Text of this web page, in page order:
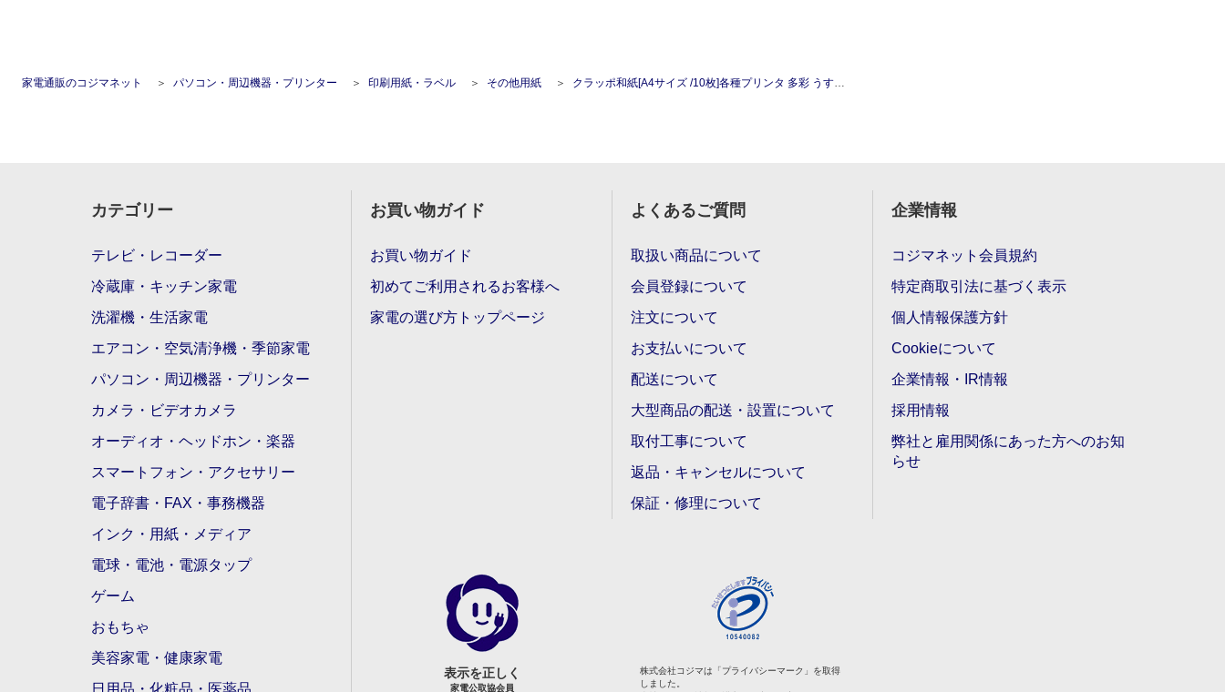
家電通販のコジマネット パソコン・周辺機器・プリンター 印刷用紙・ラベル その他用紙 クラッポ和紙[A4サイズ /10枚]各種プリンタ 多彩 うすもも
カテゴリー
テレビ・レコーダー
冷蔵庫・キッチン家電
洗濯機・生活家電
エアコン・空気清浄機・季節家電
パソコン・周辺機器・プリンター
カメラ・ビデオカメラ
オーディオ・ヘッドホン・楽器
スマートフォン・アクセサリー
電子辞書・FAX・事務機器
インク・用紙・メディア
電球・電池・電源タップ
ゲーム
おもちゃ
美容家電・健康家電
日用品・化粧品・医薬品
お買い物ガイド
お買い物ガイド
初めてご利用されるお客様へ
家電の選び方トップページ
よくあるご質問
取扱い商品について
会員登録について
注文について
お支払いについて
配送について
大型商品の配送・設置について
取付工事について
返品・キャンセルについて
保証・修理について
企業情報
コジマネット会員規約
特定商取引法に基づく表示
個人情報保護方針
Cookieについて
企業情報・IR情報
採用情報
弊社と雇用関係にあった方へのお知
らせ
表示を正しく
家電公取協会員
株式会社コジマは「プライバシーマーク」を取得
しました。